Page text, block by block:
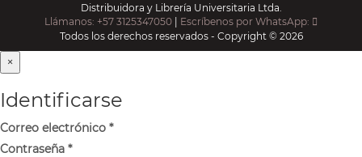
Distribuidora y Librería Universitaria Ltda.
Llámanos: +57 3125347050
Escríbenos por WhatsApp:
Todos los derechos reservados - Copyright © 2026
×
Identificarse
Correo electrónico *
Contraseña *